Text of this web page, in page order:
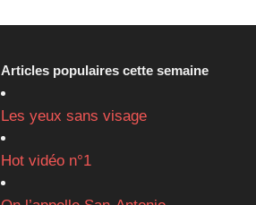
Articles populaires cette semaine
Les yeux sans visage
Hot vidéo n°1